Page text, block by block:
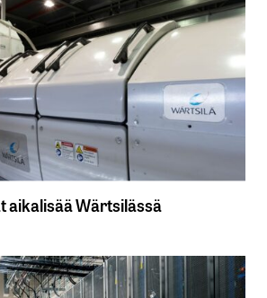
aikalisää Wärtsilässä